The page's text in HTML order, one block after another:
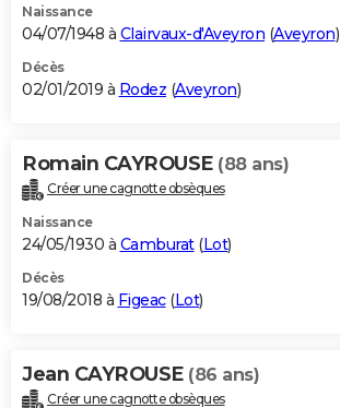
Naissance
04/07/1948 à Clairvaux-d'Aveyron (Aveyron)
Décès
02/01/2019 à Rodez (Aveyron)
Romain CAYROUSE (88 ans)
Créer une cagnotte obsèques
Naissance
24/05/1930 à Camburat(Lot)
Décès
19/08/2018 à Figeac(Lot)
Jean CAYROUSE (86 ans)
Créer une cagnotte obsèques